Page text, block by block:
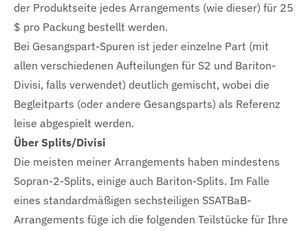
der Produktseite jedes Arrangements (wie dieser) für 25
$ pro Packung bestellt werden.
Bei Gesangspart-Spuren ist jeder einzelne Part (mit
allen verschiedenen Aufteilungen für S2 und Bariton-
Divisi, falls verwendet) deutlich gemischt, wobei die
Begleitparts (oder andere Gesangsparts) als Referenz
leise abgespielt werden.
Über Splits/Divisi
Die meisten meiner Arrangements haben mindestens
Sopran-2-Splits, einige auch Bariton-Splits. Im Falle
eines standardmäßigen sechsteiligen SSATBaB-
Arrangements füge ich die folgenden Teilstücke für Ihre